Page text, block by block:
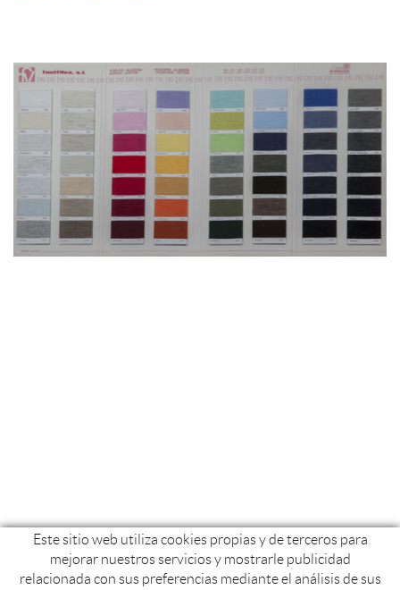
Este sitio web utiliza cookies propias y de terceros para
mejorar nuestros servicios y mostrarle publicidad
relacionada con sus preferencias mediante el análisis de sus